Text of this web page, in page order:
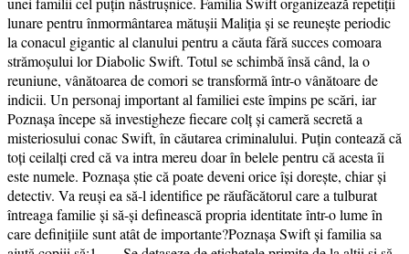
lunare pentru înmormântarea mătușii Maliția și se reunește periodic
la conacul gigantic al clanului pentru a căuta fără succes comoara
strămoșului lor Diabolic Swift. Totul se schimbă însă când, la o
reuniune, vânătoarea de comori se transformă într-o vânătoare de
indicii. Un personaj important al familiei este împins pe scări, iar
Poznașa începe să investigheze fiecare colț și cameră secretă a
misteriosului conac Swift, în căutarea criminalului. Puțin contează că
toți ceilalți cred că va intra mereu doar în belele pentru că acesta îi
este numele. Poznașa știe că poate deveni orice își dorește, chiar și
detectiv. Va reuși ea să-l identifice pe răufăcătorul care a tulburat
întreaga familie și să-și definească propria identitate într-o lume în
care definițiile sunt atât de importante?Poznașa Swift și familia sa